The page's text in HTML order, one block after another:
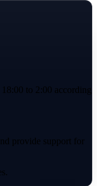
to 2:00 according
provide support for